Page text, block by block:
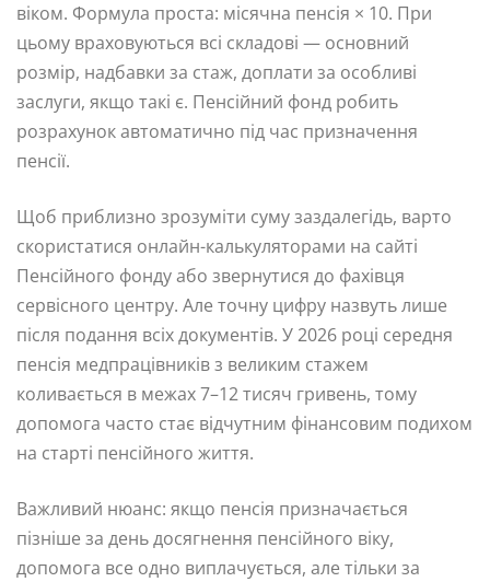
віком. Формула проста: місячна пенсія × 10. При
цьому враховуються всі складові — основний
розмір, надбавки за стаж, доплати за особливі
заслуги, якщо такі є. Пенсійний фонд робить
розрахунок автоматично під час призначення
пенсії.
Щоб приблизно зрозуміти суму заздалегідь, варто
скористатися онлайн-калькуляторами на сайті
Пенсійного фонду або звернутися до фахівця
сервісного центру. Але точну цифру назвуть лише
після подання всіх документів. У 2026 році середня
пенсія медпрацівників з великим стажем
коливається в межах 7–12 тисяч гривень, тому
допомога часто стає відчутним фінансовим подихом
на старті пенсійного життя.
Важливий нюанс: якщо пенсія призначається
пізніше за день досягнення пенсійного віку,
допомога все одно виплачується, але тільки за